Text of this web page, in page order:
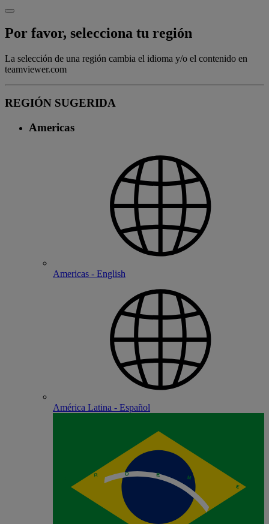
Por favor, selecciona tu región
La selección de una región cambia el idioma y/o el contenido en
teamviewer.com
REGIÓN SUGERIDA
Americas
Americas - English
América Latina - Español